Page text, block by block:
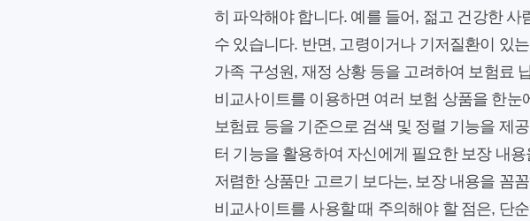
히 파악해야 합니다. 예를 들어, 젊고 건강한
수 있습니다. 반면, 고령이거나 기저질환이 있
가족 구성원, 재정 상황 등을 고려하여 보험료
비교사이트를 이용하면 여러 보험 상품을 한
보험료 등을 기준으로 검색 및 정렬 기능을 제
터 기능을 활용하여 자신에게 필요한 보장 내
저렴한 상품만 고르기 보다는, 보장 내용을 꼼
비교사이트를 사용할 때 주의해야 할 점은, 단